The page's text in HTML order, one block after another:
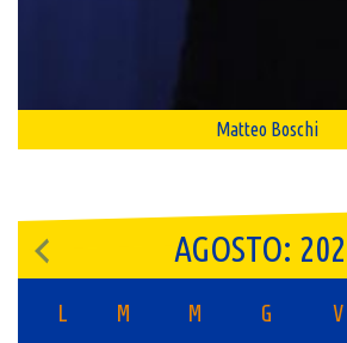
Matteo Boschi
AGOSTO:
L M M G V